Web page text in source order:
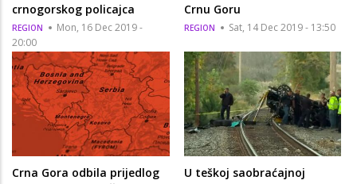
crnogorskog policajca
REGION
Mon, 16 Dec 2019 -
20:00
Crnu Goru
REGION Sat, 14 Dec 2019 - 13:50
Crna Gora odbila prijedlog
U teškoj saobraćajnoj